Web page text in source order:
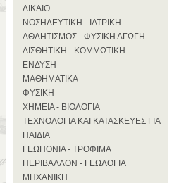
ΔΙΚΑΙΟ
ΝΟΣΗΛΕΥΤΙΚΗ - ΙΑΤΡΙΚΗ
ΑΘΛΗΤΙΣΜΟΣ - ΦΥΣΙΚΗ ΑΓΩΓΗ
ΑΙΣΘΗΤΙΚΗ - ΚΟΜΜΩΤΙΚΗ -
ΕΝΔΥΣΗ
ΜΑΘΗΜΑΤΙΚΑ
ΦΥΣΙΚΗ
ΧΗΜΕΙΑ - ΒΙΟΛΟΓΙΑ
ΤΕΧΝΟΛΟΓΙΑ ΚΑΙ ΚΑΤΑΣΚΕΥΕΣ ΓΙΑ
ΠΑΙΔΙΑ
ΓΕΩΠΟΝΙΑ - ΤΡΟΦΙΜΑ
ΠΕΡΙΒΑΛΛΟΝ - ΓΕΩΛΟΓΙΑ
ΜΗΧΑΝΙΚΗ